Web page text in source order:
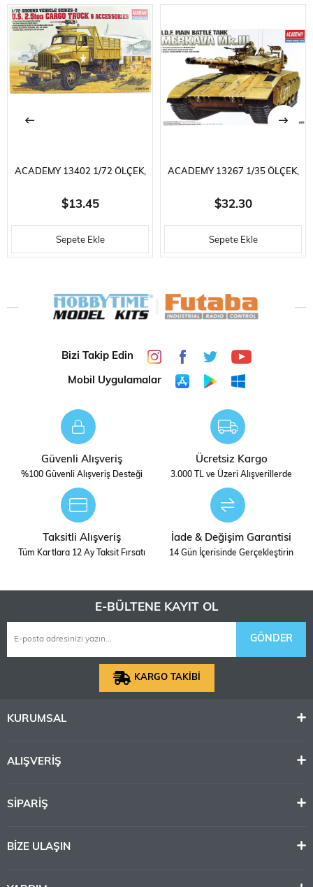
ACADEMY 13402 1/72 ÖLÇEK,
AMERIKAN. 2.5 TON KARGO
KAMYONU VE AKSESUARLARI
DEMONTE, PLASTIK MAKET
$13.45
Sepete Ekle
ACADEMY 13267 1/35 ÖLÇEK,
I.D.F. MERKAVA MK.III MAIN
BATTLE TANKI, PLASTIK
MODEL KITI
$32.30
Sepete Ekle
Bizi Takip Edin
Mobil Uygulamalar
Güvenli Alışveriş
%100 Güvenli Alışveriş Desteği
Ücretsiz Kargo
3.000 TL ve Üzeri Alışverillerde
Taksitli Alışveriş
Tüm Kartlara 12 Ay Taksit Fırsatı
İade & Değişim Garantisi
14 Gün İçerisinde Gerçekleştirin
E-BÜLTENE KAYIT OL
GÖNDER
KARGO TAKİBİ
KURUMSAL
ALIŞVERİŞ
SİPARİŞ
BİZE ULAŞIN